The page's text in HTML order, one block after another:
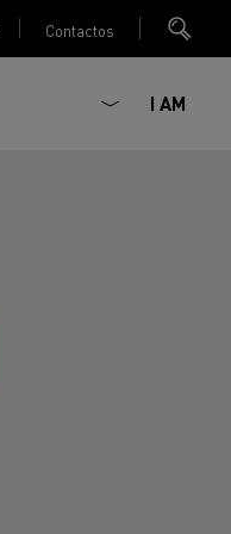
Contactos
I AM